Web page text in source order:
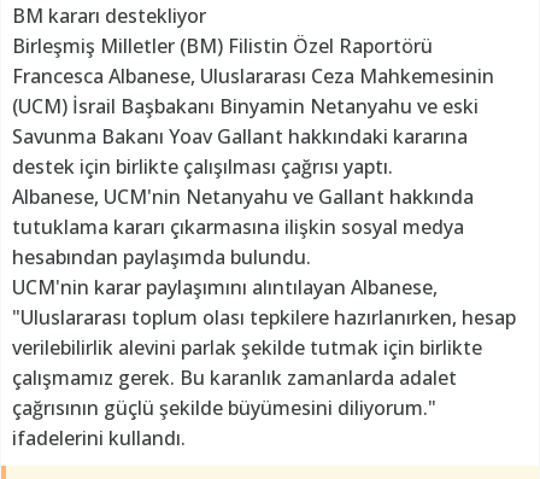
BM kararı destekliyor
Birleşmiş Milletler (BM) Filistin Özel Raportörü
Francesca Albanese, Uluslararası Ceza Mahkemesinin
(UCM) İsrail Başbakanı Binyamin Netanyahu ve eski
Savunma Bakanı Yoav Gallant hakkındaki kararına
destek için birlikte çalışılması çağrısı yaptı.
Albanese, UCM'nin Netanyahu ve Gallant hakkında
tutuklama kararı çıkarmasına ilişkin sosyal medya
hesabından paylaşımda bulundu.
UCM'nin karar paylaşımını alıntılayan Albanese,
"Uluslararası toplum olası tepkilere hazırlanırken, hesap
verilebilirlik alevini parlak şekilde tutmak için birlikte
çalışmamız gerek. Bu karanlık zamanlarda adalet
çağrısının güçlü şekilde büyümesini diliyorum."
ifadelerini kullandı.